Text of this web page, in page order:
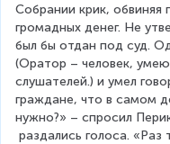
Собрании крик, обвиняя
громадных денег. Не
был бы отдан под суд.
(Оратор – человек,
слушателей.) и умел
граждане, что в самом
нужно?» – спросил
раздались голоса. «Раз